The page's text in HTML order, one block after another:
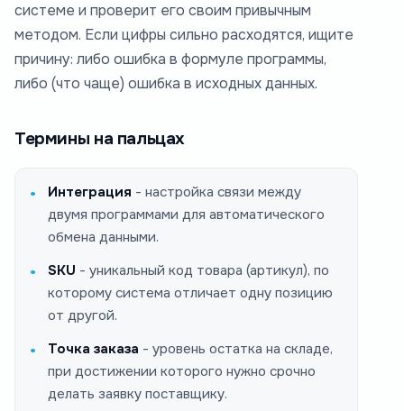
системе и проверит его своим привычным
методом. Если цифры сильно расходятся, ищите
причину: либо ошибка в формуле программы,
либо (что чаще) ошибка в исходных данных.
Термины на пальцах
Интеграция - настройка связи между
двумя программами для автоматического
обмена данными.
SKU - уникальный код товара (артикул), по
которому система отличает одну позицию
от другой.
Точка заказа - уровень остатка на складе,
при достижении которого нужно срочно
делать заявку поставщику.